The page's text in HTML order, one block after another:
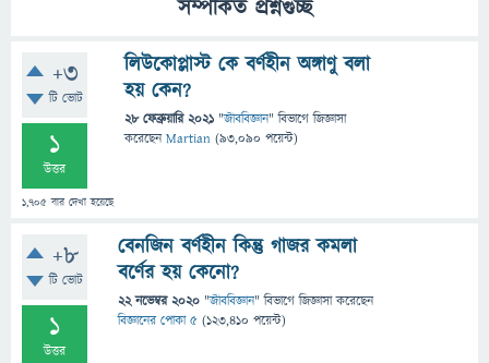
সম্পর্কিত প্রশ্নগুচ্ছ
+3
টি ভোট
1
উত্তর
1,705 বার দেখা হয়েছে
লিউকোপ্লাস্ট কে বর্ণহীন অঙ্গাণু বলা
হয় কেন?
28 ফেব্রুয়ারি 2021 "জীববিজ্ঞান" বিভাগে জিজ্ঞাসা
করেছেনMartian (93,090 পয়েন্ট)
+8
টি ভোট
1
উত্তর
বেনজিন বর্ণহীন কিন্তু গাজর কমলা
বর্ণের হয় কেনো?
22 নভেম্বর 2020 "জীববিজ্ঞান" বিভাগে জিজ্ঞাসাকরেছেন
বিজ্ঞানের পোকা ৫ (123,410 পয়েন্ট)